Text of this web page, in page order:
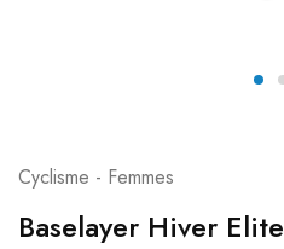
Cyclisme - Femmes
Baselayer Hiver Elite